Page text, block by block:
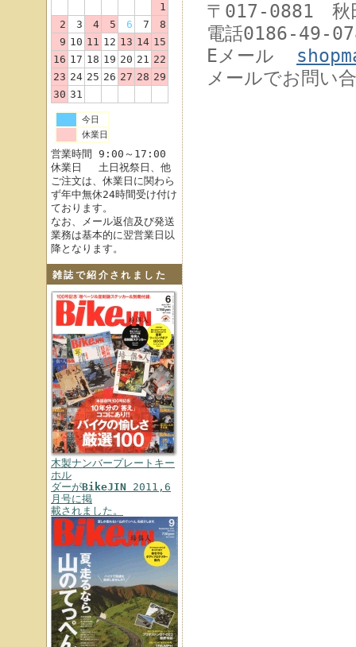
1
2
3 4 5 6 7
8
9 10 11 12 13 14 15
16 17 18 19 20 21 22
23 24 25 26 27 28 29
30 31
今日
休業日
営業時間 9:00～17:00
休業日 土日祝祭日、他
ご注文は、休業日に関わら
ず年中無休24時間受け付け
ております。
なお、メール返信及び発送
業務は基本的に翌営業日以
降となります。
雑誌で紹介されました
木製ナンバープレートキー
ホル
ダーがBikeJIN 2011,6
月号に掲
載されました。
〒017-0881 秋
電話0186-49-
Eメール
メールでお問い